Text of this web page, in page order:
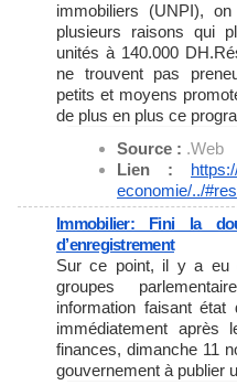
immobiliers (UNPI),
plusieurs raisons qui
unités à 140.000
ne trouvent pas
petits et moyens
de plus en plus ce
Source : .Web
Lien :
economie/../
Immobilier: Fini la
d’enregistrement
Sur ce point, il y a eu
groupes
information faisant état
immédiatement
finances, dimanche 11
gouvernement à publier